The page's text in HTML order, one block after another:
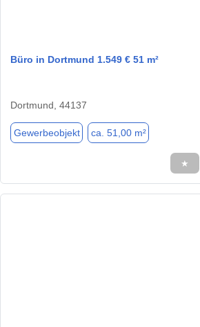
Büro in Dortmund 1.549 € 51 m²
Dortmund, 44137
Gewerbeobjekt ca. 51,00 m²
★